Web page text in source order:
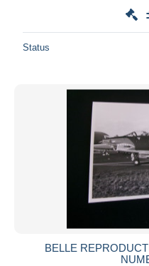
Status
BELLE